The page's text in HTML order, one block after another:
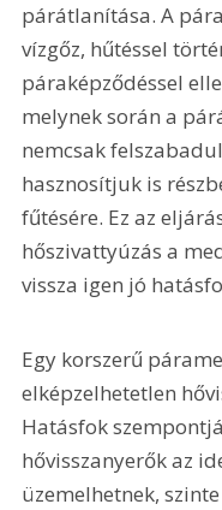
párátlanítása. A
vízgőz, hűtéssel
páraképződéssel
melynek során a
nemcsak
hasznosítjuk is
fűtésére. Ez az
hőszivattyúzás a
vissza igen jó
Egy korszerű
elképzelhetetlen
Hatásfok
hővisszanyerők az
üzemelhetnek,